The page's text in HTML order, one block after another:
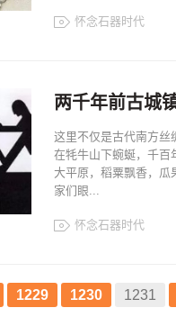
怀念石器时代
两千年前古城
这里不仅是古代南方丝
在牦牛山下蜿蜒，千百
大平原，稻粟飘香，瓜
家们眼...
怀念石器时代
1229 1230 1231